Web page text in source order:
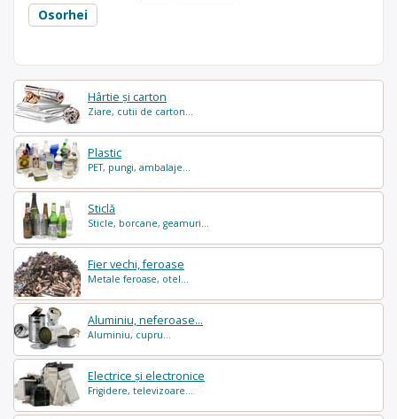
Hârtie și carton
Ziare, cutii de carton...
Plastic
PET, pungi, ambalaje...
Sticlă
Sticle, borcane, geamuri...
Fier vechi, feroase
Metale feroase, otel...
Aluminiu, neferoase...
Aluminiu, cupru...
Electrice și electronice
Frigidere, televizoare...
Osorhei